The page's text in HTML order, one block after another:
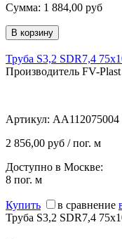
Сумма: 1 884,00 руб
Труба S3,2 SDR7,4
Производитель FV-Plast
Артикул: AA112075004
2 856,00 руб / пог. м
Доступно в Москве:
8 пог. м
Купить в сравнение
Труба S3,2 SDR7,4